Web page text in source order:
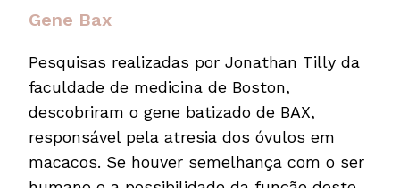
Gene Bax
Pesquisas realizadas por Jonathan Tilly da
faculdade de medicina de Boston,
descobriram o gene batizado de BAX,
responsável pela atresia dos óvulos em
macacos. Se houver semelhança com o ser